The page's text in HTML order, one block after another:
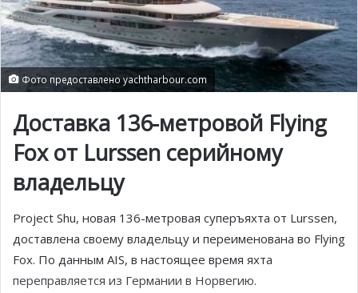
Фото предоставлено yachtharbour.com
Доставка 136-метровой Flying
Fox от Lurssen серийному
владельцу
Project Shu, новая 136-метровая суперъяхта от Lurssen,
доставлена ​​своему владельцу и переименована во Flying
Fox. По данным AIS, в настоящее время яхта
переправляется из Германии в Норвегию.